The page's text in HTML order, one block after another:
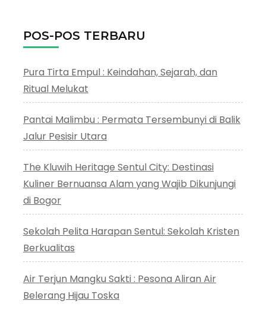
POS-POS TERBARU
Pura Tirta Empul : Keindahan, Sejarah, dan
Ritual Melukat
Pantai Malimbu : Permata Tersembunyi di Balik
Jalur Pesisir Utara
The Kluwih Heritage Sentul City: Destinasi
Kuliner Bernuansa Alam yang Wajib Dikunjungi
di Bogor
Sekolah Pelita Harapan Sentul: Sekolah Kristen
Berkualitas
Air Terjun Mangku Sakti : Pesona Aliran Air
Belerang Hijau Toska